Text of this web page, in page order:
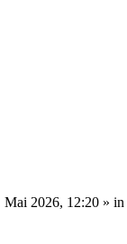
Mai 2026, 12:20 » in